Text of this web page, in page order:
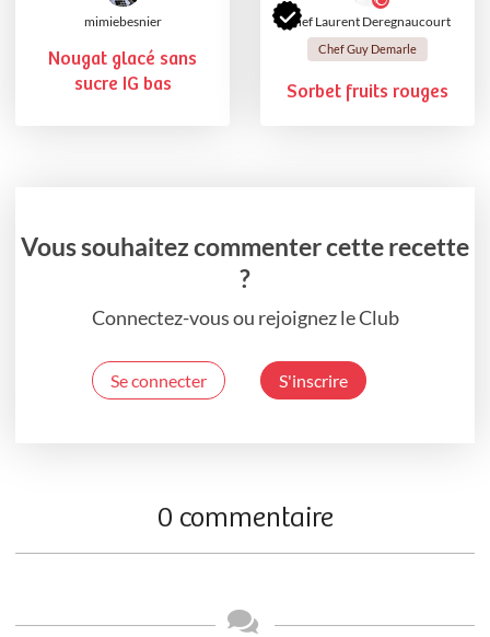
mimiebesnier
Nougat glacé sans
sucre IG bas
Chef Laurent Deregnaucourt
Chef Guy Demarle
Sorbet fruits rouges
Vous souhaitez commenter cette recette
?
Connectez-vous ou rejoignez le Club
Se connecter S'inscrire
0 commentaire